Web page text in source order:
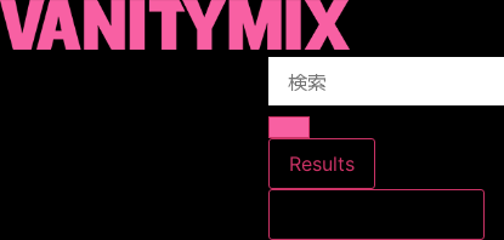
コ
ン
Search
Results